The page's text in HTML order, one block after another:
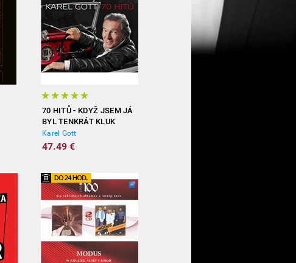
70 HITŮ - KDYŽ JSEM JÁ
BYL TENKRÁT KLUK
(3CD)
Karel Gott
47.49 €